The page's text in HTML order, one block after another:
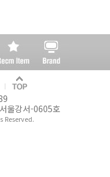
울강서-0605호
Reserved.